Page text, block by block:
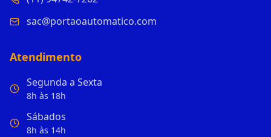
sac@portaoautomatico.com
Atendimento
Segunda a Sexta
8h às 18h
Sábados
8h às 14h